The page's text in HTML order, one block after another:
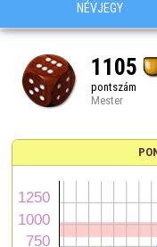
NÉVJEGY
1105
pontszám
Mester